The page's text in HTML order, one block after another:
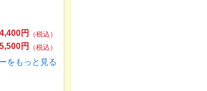
4,400円
（税込）
5,500円
（税込）
をもっと見る